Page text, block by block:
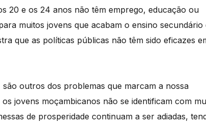
20 e os 24 anos não têm emprego, educação ou
muitos jovens que acabam o ensino secundário
que as políticas públicas não têm sido eficazes
outros dos problemas que marcam a nossa
jovens moçambicanos não se identificam com
de prosperidade continuam a ser adiadas,